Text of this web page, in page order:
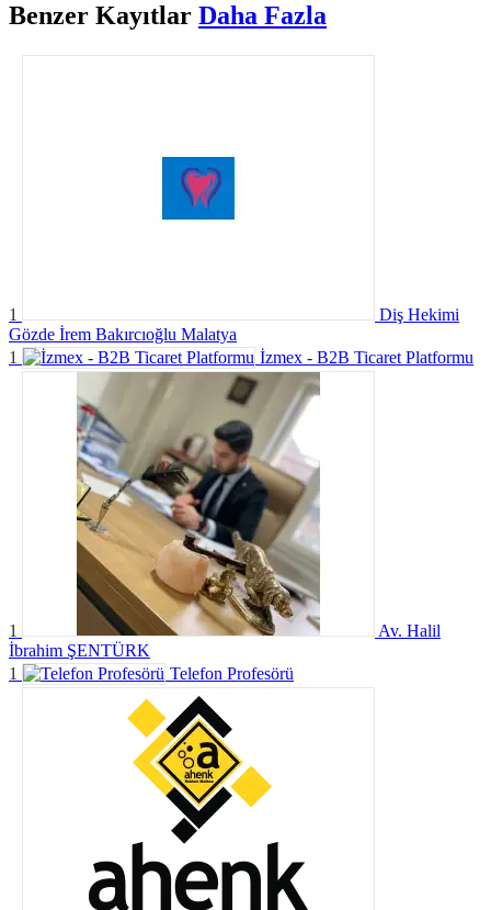
Benzer Kayıtlar Daha Fazla
1
Diş Hekimi
Gözde İrem Bakırcıoğlu Malatya
1
İzmex - B2B Ticaret Platformu
1
Av. Halil
İbrahim ŞENTÜRK
1
Telefon Profesörü